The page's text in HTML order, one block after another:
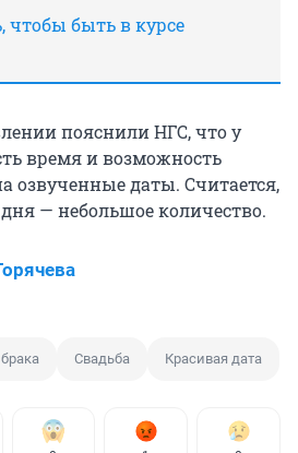
чтобы быть в курсе
пояснили НГС, что у
время и возможность
озвученные даты. Считается,
— небольшое количество.
Свадьба Красивая дата